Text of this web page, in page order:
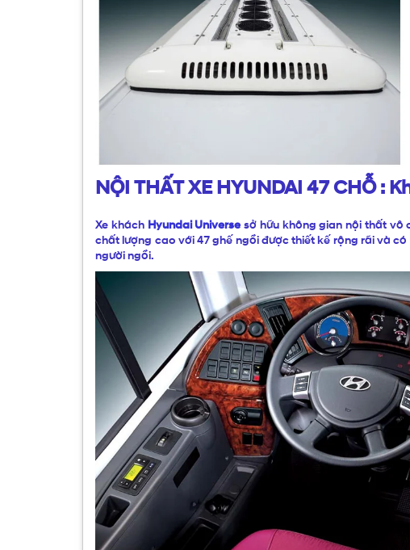
NỘI THẤT XE HYUNDAI 47 CHỖ :
Xe khách Hyundai Universe sở hữu không gian nội thất vô
chất lượng cao với 47 ghế ngồi được thiết kế rộng rãi và
người ngồi.